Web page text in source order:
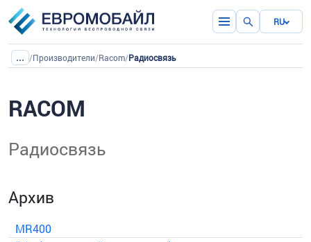
RU
... /Производители/Racom/Радиосвязь
RACOM
Радиосвязь
Архив
MR400